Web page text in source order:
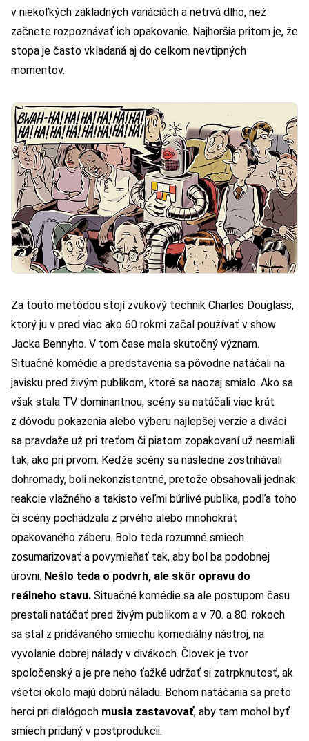
v niekoľkých základných variáciách a netrvá dlho, než
začnete rozpoznávať ich opakovanie. Najhoršia pritom je, že
stopa je často vkladaná aj do celkom nevtipných
momentov.
Za touto metódou stojí zvukový technik Charles Douglass,
ktorý ju v pred viac ako 60 rokmi začal používať v show
Jacka Bennyho. V tom čase mala skutočný význam.
Situačné komédie a predstavenia sa pôvodne natáčali na
javisku pred živým publikom, ktoré sa naozaj smialo. Ako sa
však stala TV dominantnou, scény sa natáčali viac krát
z dôvodu pokazenia alebo výberu najlepšej verzie a diváci
sa pravdaže už pri treťom či piatom zopakovaní už nesmiali
tak, ako pri prvom. Keďže scény sa následne zostrihávali
dohromady, boli nekonzistentné, pretože obsahovali jednak
reakcie vlažného a takisto veľmi búrlivé publika, podľa toho
či scény pochádzala z prvého alebo mnohokrát
opakovaného záberu. Bolo teda rozumné smiech
zosumarizovať a povymieňať tak, aby bol ba podobnej
úrovni. Nešlo teda o podvrh, ale skôr opravu do
reálneho stavu. Situačné komédie sa ale postupom času
prestali natáčať pred živým publikom a v 70. a 80. rokoch
sa stal z pridávaného smiechu komediálny nástroj, na
vyvolanie dobrej nálady v divákoch. Človek je tvor
spoločenský a je pre neho ťažké udržať si zatrpknutosť, ak
všetci okolo majú dobrú náladu. Behom natáčania sa preto
herci pri dialógoch musia zastavovať, aby tam mohol byť
smiech pridaný v postprodukcii.